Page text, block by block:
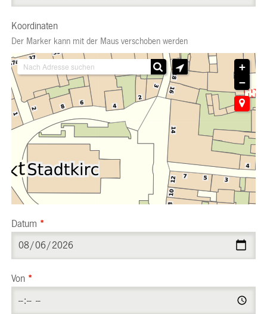
Koordinaten
Der Marker kann mit der Maus verschoben werden
+
−
Datum *
Von *